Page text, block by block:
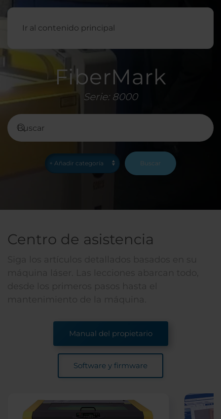
Ir al contenido principal
FiberMark
Serie: 8000
Buscar
Centro de asistencia
Manual del propietario
Software y firmware